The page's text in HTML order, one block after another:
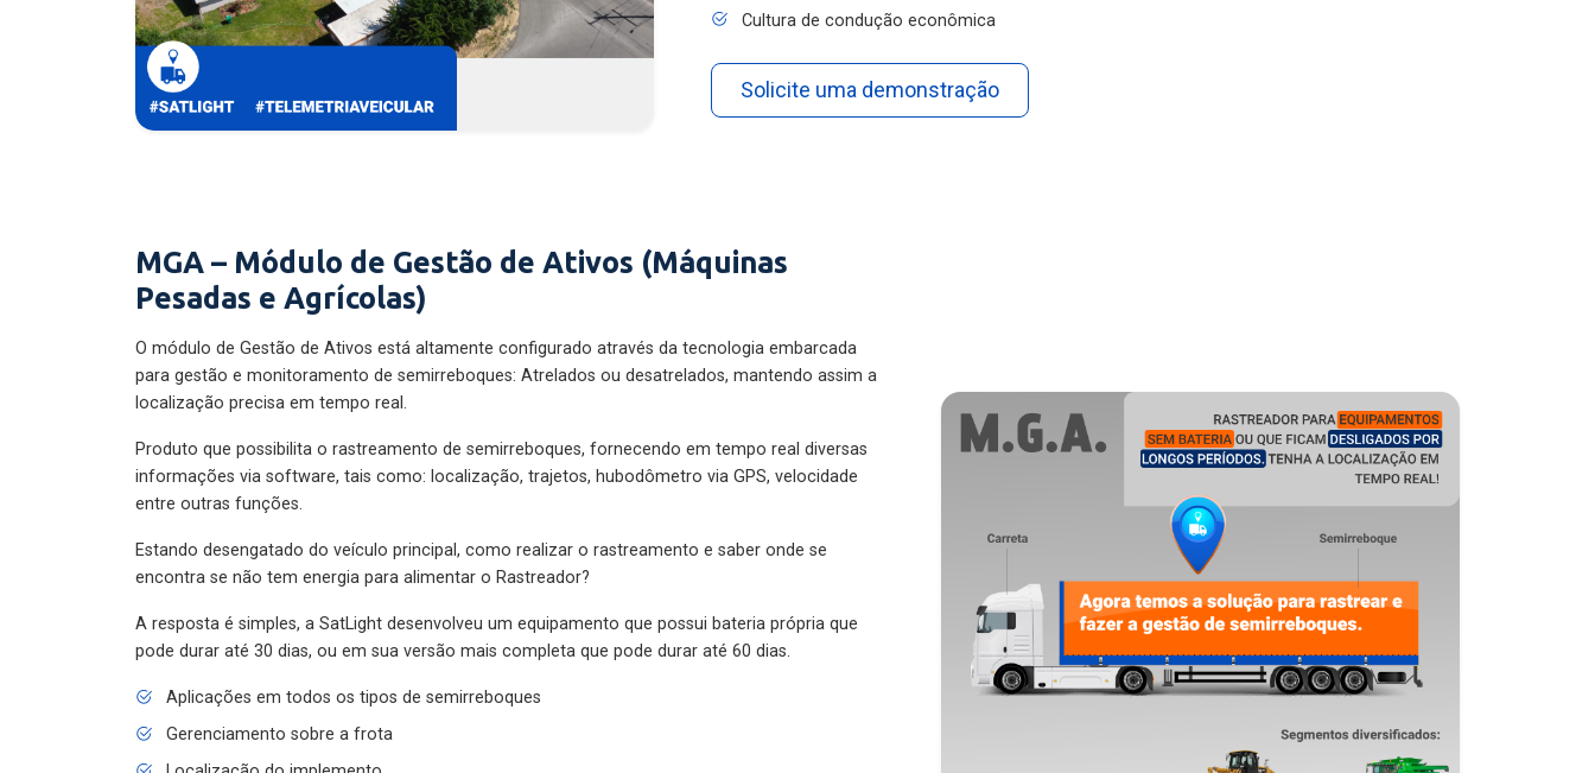
Cultura de condução econômica
Solicite uma demonstração
MGA – Módulo de Gestão de Ativos (Máquinas
Pesadas e Agrícolas)
O módulo de Gestão de Ativos está altamente configurado através da tecnologia embarcada
para gestão e monitoramento de semirreboques: Atrelados ou desatrelados, mantendo assim a
localização precisa em tempo real.
Produto que possibilita o rastreamento de semirreboques, fornecendo em tempo real diversas
informações via software, tais como: localização, trajetos, hubodômetro via GPS, velocidade
entre outras funções.
Estando desengatado do veículo principal, como realizar o rastreamento e saber onde se
encontra se não tem energia para alimentar o Rastreador?
A resposta é simples, a SatLight desenvolveu um equipamento que possui bateria própria que
pode durar até 30 dias, ou em sua versão mais completa que pode durar até 60 dias.
Aplicações em todos os tipos de semirreboques
Gerenciamento sobre a frota
Localização do implemento